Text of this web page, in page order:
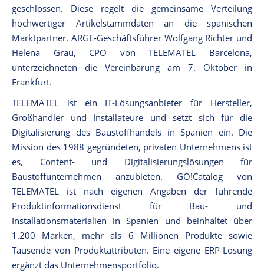
geschlossen. Diese regelt die gemeinsame Verteilung
hochwertiger Artikelstammdaten an die spanischen
Marktpartner. ARGE-Geschäftsführer Wolfgang Richter und
Helena Grau, CPO von TELEMATEL Barcelona,
unterzeichneten die Vereinbarung am 7. Oktober in
Frankfurt.
TELEMATEL ist ein IT-Lösungsanbieter für Hersteller,
Großhändler und Installateure und setzt sich für die
Digitalisierung des Baustoffhandels in Spanien ein. Die
Mission des 1988 gegründeten, privaten Unternehmens ist
es, Content- und Digitalisierungslösungen für
Baustoffunternehmen anzubieten. GO!Catalog von
TELEMATEL ist nach eigenen Angaben der führende
Produktinformationsdienst für Bau- und
Installationsmaterialien in Spanien und beinhaltet über
1.200 Marken, mehr als 6 Millionen Produkte sowie
Tausende von Produktattributen. Eine eigene ERP-Lösung
ergänzt das Unternehmensportfolio.